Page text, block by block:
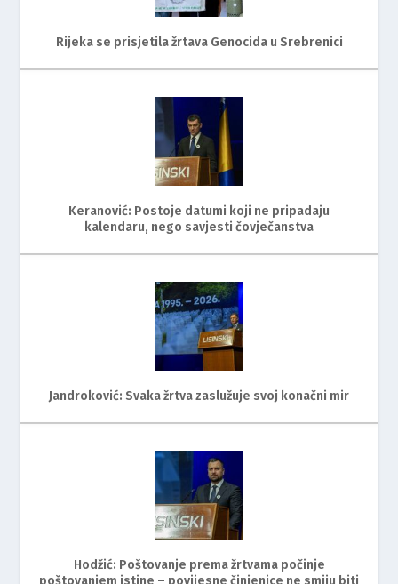
Rijeka se prisjetila žrtava Genocida u Srebrenici
Keranović: Postoje datumi koji ne pripadaju
kalendaru, nego savjesti čovječanstva
Jandroković: Svaka žrtva zaslužuje svoj konačni mir
Hodžić: Poštovanje prema žrtvama počinje
poštovanjem istine – povijesne činjenice ne smiju biti